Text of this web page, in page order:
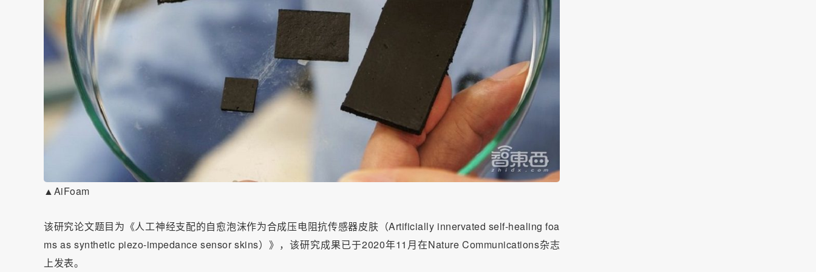
▲AiFoam
该研究论文题目为《人工神经支配的自愈泡沫作为合成压电阻抗传感器皮肤（Artificially innervated self-healing foa
ms as synthetic piezo-impedance sensor skins）》，该研究成果已于2020年11月在Nature Communications杂志
上发表。